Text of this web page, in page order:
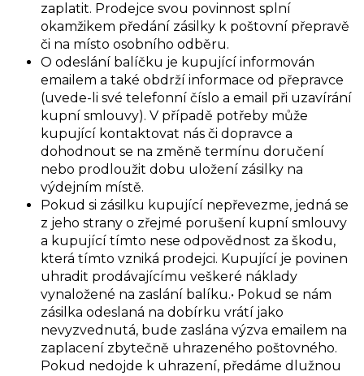
zaplatit. Prodejce svou povinnost splní
okamžikem předání zásilky k poštovní přepravě
či na místo osobního odběru.
O odeslání balíčku je kupující informován
emailem a také obdrží informace od přepravce
(uvede-li své telefonní číslo a email při uzavírání
kupní smlouvy). V případě potřeby může
kupující kontaktovat nás či dopravce a
dohodnout se na změně termínu doručení
nebo prodloužit dobu uložení zásilky na
výdejním místě.
Pokud si zásilku kupující nepřevezme, jedná se
z jeho strany o zřejmé porušení kupní smlouvy
a kupující tímto nese odpovědnost za škodu,
která tímto vzniká prodejci. Kupující je povinen
uhradit prodávajícímu veškeré náklady
vynaložené na zaslání balíku.• Pokud se nám
zásilka odeslaná na dobírku vrátí jako
nevyzvednutá, bude zaslána výzva emailem na
zaplacení zbytečně uhrazeného poštovného.
Pokud nedojde k uhrazení, předáme dlužnou